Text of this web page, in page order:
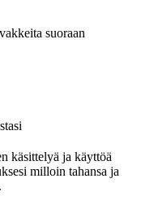
suoraan
käsittelyä ja käyttöä
milloin tahansa ja